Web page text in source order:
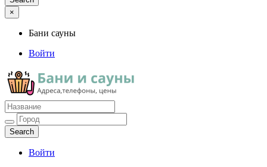
×
Бани сауны
Войти
Бани сауны
Адреса и телефоны
Войти